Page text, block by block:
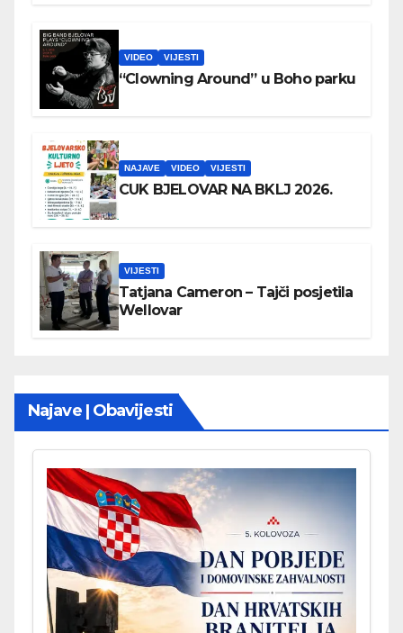
VIDEO VIJESTI
“Clowning Around” u Boho parku
NAJAVE VIDEO VIJESTI
CUK BJELOVAR NA BKLJ 2026.
VIJESTI
Tatjana Cameron – Tajči posjetila
Wellovar
Najave | Obavijesti